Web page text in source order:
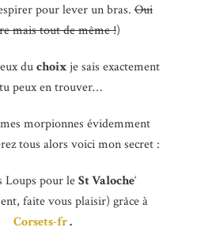
pour lever un bras.Oui
mais tout de même !)
duchoixje sais exactement
peux en trouver…
morpionnes évidemment
tous alors voici mon secret :
Loups pour leSt Valoche‘
faite vous plaisir) grâce à
Corsets-fr.